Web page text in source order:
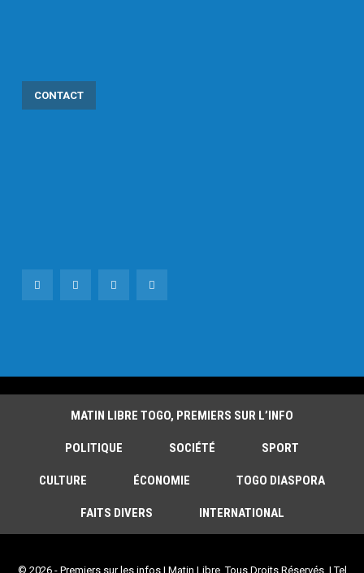
CONTACT
MATIN LIBRE TOGO, PREMIERS SUR L’INFO
POLITIQUE SOCIÉTÉ SPORT
CULTURE ÉCONOMIE TOGO DIASPORA
FAITS DIVERS INTERNATIONAL
© 2026 - Premiers sur les infos | Matin Libre. Tous Droits Réservés. | Tel